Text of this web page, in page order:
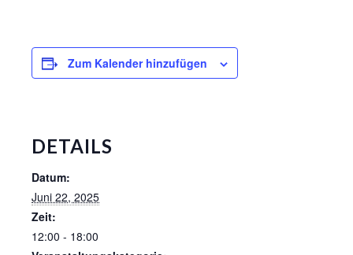
Zum Kalender hinzufügen
DETAILS
Datum:
Juni 22, 2025
Zeit:
12:00 - 18:00